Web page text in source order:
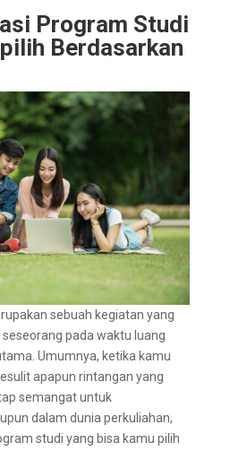
Program Studi
Berdasarkan
sebuah kegiatan yang
pada waktu luang
Umumnya, ketika kamu
apapun rintangan yang
semangat untuk
dalam dunia perkuliahan,
studi yang bisa kamu pilih